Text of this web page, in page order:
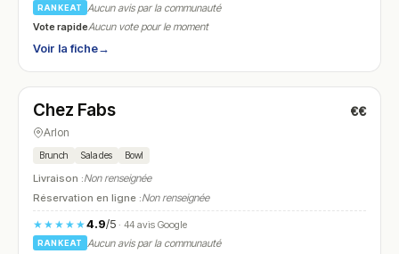
RANKEAT
Aucun avis par la communauté
Vote rapideAucun vote pour le moment
Voir la fiche→
N° 5
Chez Fabs €€
Arlon
Brunch Salades Bowl
Livraison :Non renseignée
Réservation en ligne :Non renseignée
★★★★★4.9/5· 44 avis Google
RANKEAT
Aucun avis par la communauté